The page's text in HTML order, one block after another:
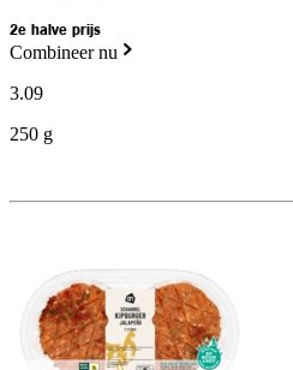
2e halve prijs
Combineer nu
3.09
250 g